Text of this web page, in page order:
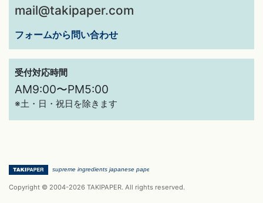
mail@takipaper.com
フォームから問い合わせ
受付対応時間
AM9:00〜PM5:00
※土・日・祝日を除きます
Copyright © 2004-2026 TAKIPAPER. All rights reserved.